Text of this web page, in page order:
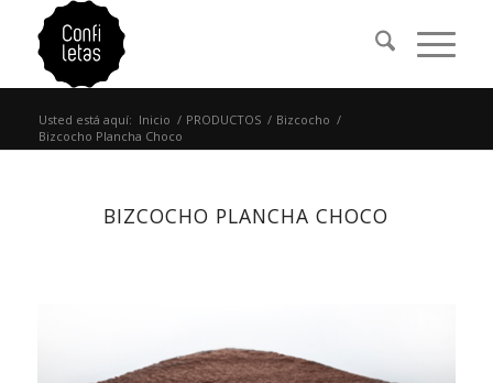
Usted está aquí: Inicio / PRODUCTOS / Bizcocho /
Bizcocho Plancha Choco
BIZCOCHO PLANCHA CHOCO